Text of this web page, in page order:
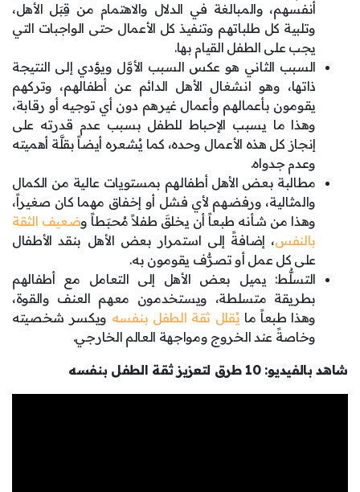
أنفسهم، والمبالغة في الدلال والاهتمام من قِبَل الأهل،
وتلبية كل طلباتهم وتنفيذ كل الأعمال حتى الواجبات التي
يجب على الطفل القيام بها.
السبب الثاني هو عكس السبب الأوَّل ويؤدي إلى النتيجة
ذاتها، وهو انشغال الأهل الدائم عن أطفالهم، وتركهم
يقومون بأعمالهم وأعمال غيرهم دون أي توجيه أو رقابة،
وهذا ما يسبب الإحباط للطفل بسبب عدم قدرته على
إنجاز كل هذه الأعمال وحده، كما يُشعره أيضاً بقلَّة أهميته
وعدم جدواه.
مطالبة بعض الأهل أطفالهم بمستويات عالية من الكمال
والمثالية، ورفضهم لأي فشل أو إخفاق مهما كان صغيراً،
وهذا من شأنه طبعاً أن يخلقَ طفلاً مُحبَطاً وضعيف الثقة
بالنفس، إضافةً إلى استمرار بعض الأهل بنقد الأطفال
على كل عمل أو تصرُّف يقومون به.
التسلُّط: يميل بعض الأهل إلى التعامل مع أطفالهم
بطريقة متسلطة، ويستخدمون معهم العنف والقوة،
وهذا طبعاً ما يُقلل ثقة الطفل بنفسه ويكسر شخصيته
وخاصةً عند الخروج ومواجهة العالم الخارجي.
شاهد بالفيديو: 10 طرق لتعزيز ثقة الطفل بنفسه